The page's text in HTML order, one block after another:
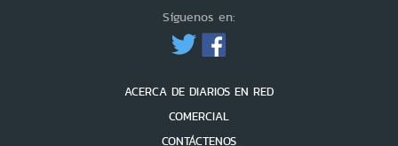
Síguenos en:
ACERCA DE DIARIOS EN RED
COMERCIAL
CONTÁCTENOS